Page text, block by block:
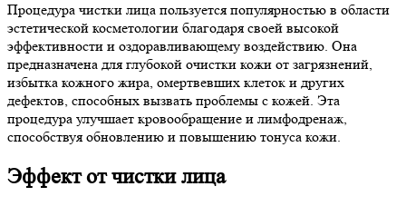
Процедура чистки лица пользуется популярностью в области
эстетической косметологии благодаря своей высокой
эффективности и оздоравливающему воздействию. Она
предназначена для глубокой очистки кожи от загрязнений,
избытка кожного жира, омертвевших клеток и других
дефектов, способных вызвать проблемы с кожей. Эта
процедура улучшает кровообращение и лимфодренаж,
способствуя обновлению и повышению тонуса кожи.
Эффект от чистки лица